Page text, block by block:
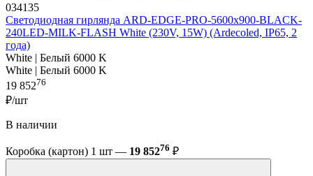
034135
Светодиодная гирлянда ARD-EDGE-PRO-5600x900-BLACK-
240LED-MILK-FLASH White (230V, 15W) (Ardecoled, IP65, 2
года)
White | Белый 6000 K
White | Белый 6000 K
19 85276
₽/шт
В наличии
Коробка (картон) 1 шт — 19 85276 ₽